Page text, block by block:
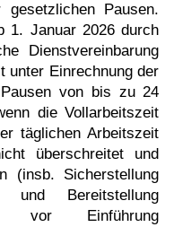
Pausen.
1. Januar 2026 durch
Dienst­ver­ein­ba­rung
unter Einrechnung der
von bis zu 24
die Vollarbeitszeit
täglichen Arbeitszeit
überschreitet und
(insb. Sicherstellung
und Bereitstellung
vor Einführung